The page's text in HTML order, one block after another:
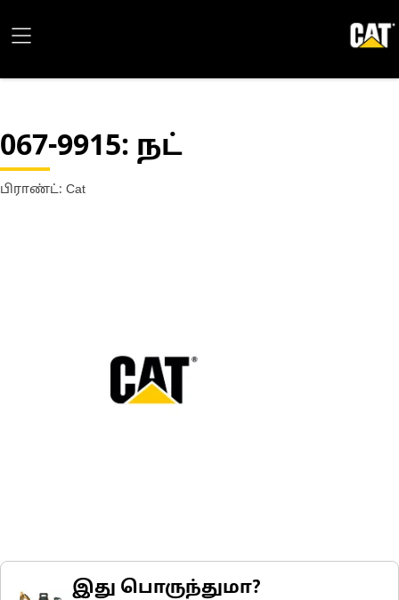
067-9915: நட்
பிராண்ட்: Cat
இது பொருந்துமா?